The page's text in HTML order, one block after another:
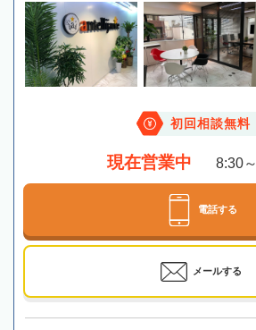
初回相談無料
現在営業中 8:30
電話する
メールする